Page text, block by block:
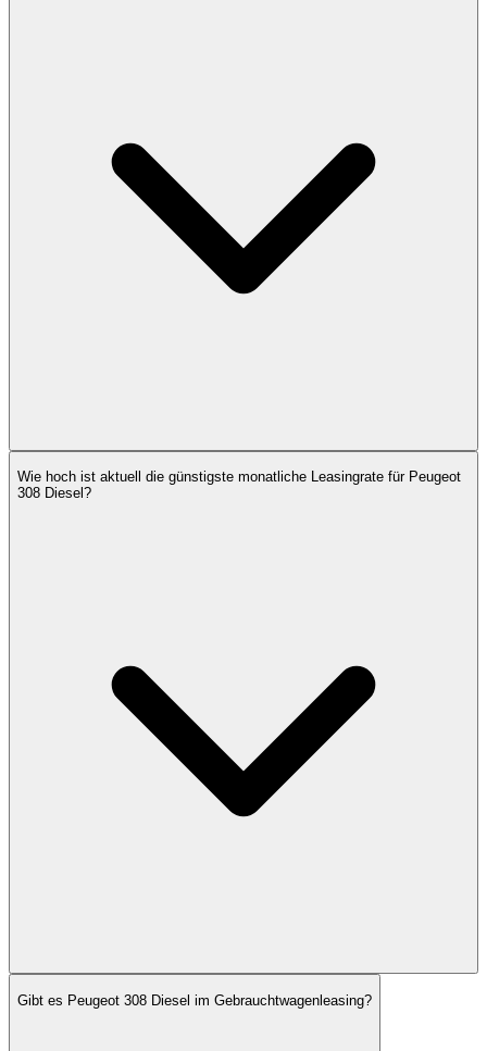
Wie hoch ist aktuell die günstigste monatliche Leasingrate für Peugeot
308 Diesel?
Gibt es Peugeot 308 Diesel im Gebrauchtwagenleasing?